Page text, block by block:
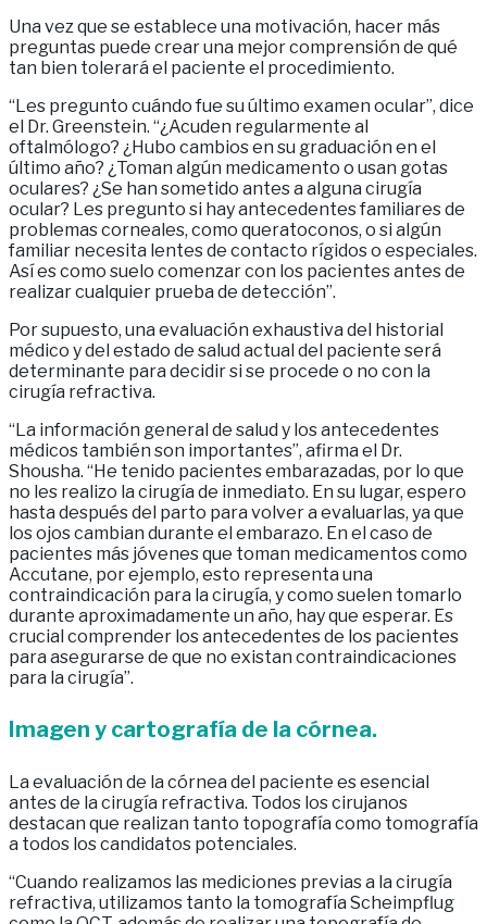
Una vez que se establece una motivación, hacer más
preguntas puede crear una mejor comprensión de qué
tan bien tolerará el paciente el procedimiento.
“Les pregunto cuándo fue su último examen ocular”, dice
el Dr. Greenstein. “¿Acuden regularmente al
oftalmólogo? ¿Hubo cambios en su graduación en el
último año? ¿Toman algún medicamento o usan gotas
oculares? ¿Se han sometido antes a alguna cirugía
ocular? Les pregunto si hay antecedentes familiares de
problemas corneales, como queratoconos, o si algún
familiar necesita lentes de contacto rígidos o especiales.
Así es como suelo comenzar con los pacientes antes de
realizar cualquier prueba de detección”.
Por supuesto, una evaluación exhaustiva del historial
médico y del estado de salud actual del paciente será
determinante para decidir si se procede o no con la
cirugía refractiva.
“La información general de salud y los antecedentes
médicos también son importantes”, afirma el Dr.
Shousha. “He tenido pacientes embarazadas, por lo que
no les realizo la cirugía de inmediato. En su lugar, espero
hasta después del parto para volver a evaluarlas, ya que
los ojos cambian durante el embarazo. En el caso de
pacientes más jóvenes que toman medicamentos como
Accutane, por ejemplo, esto representa una
contraindicación para la cirugía, y como suelen tomarlo
durante aproximadamente un año, hay que esperar. Es
crucial comprender los antecedentes de los pacientes
para asegurarse de que no existan contraindicaciones
para la cirugía”.
Imagen y cartografía de la córnea.
La evaluación de la córnea del paciente es esencial
antes de la cirugía refractiva. Todos los cirujanos
destacan que realizan tanto topografía como tomografía
a todos los candidatos potenciales.
“Cuando realizamos las mediciones previas a la cirugía
refractiva, utilizamos tanto la tomografía Scheimpflug